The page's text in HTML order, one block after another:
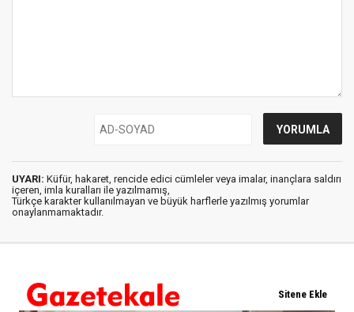
UYARI: Küfür, hakaret, rencide edici cümleler veya imalar, inançlara saldırı
içeren, imla kuralları ile yazılmamış,
Türkçe karakter kullanılmayan ve büyük harflerle yazılmış yorumlar
onaylanmamaktadır.